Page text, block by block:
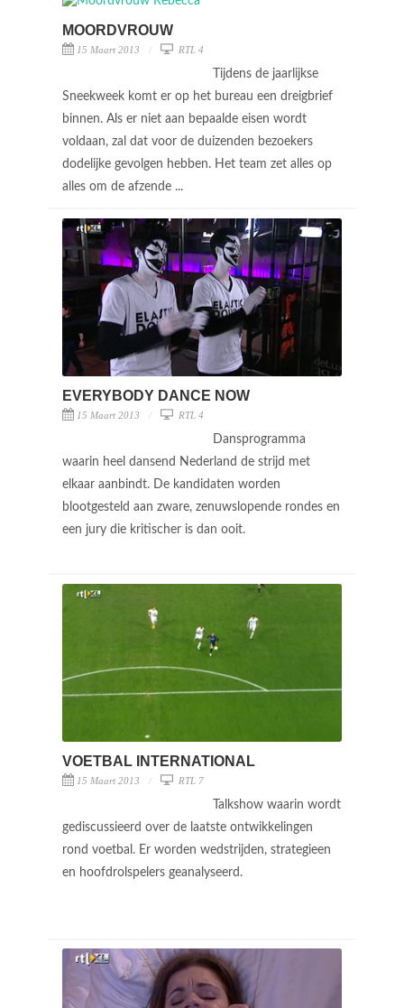
MOORDVROUW
15 Maart 2013 RTL 4
Tijdens de jaarlijkse
Sneekweek komt er op het bureau een dreigbrief
binnen. Als er niet aan bepaalde eisen wordt
voldaan, zal dat voor de duizenden bezoekers
dodelijke gevolgen hebben. Het team zet alles op
alles om de afzende ...
EVERYBODY DANCE NOW
15 Maart 2013 RTL 4
Dansprogramma
waarin heel dansend Nederland de strijd met
elkaar aanbindt. De kandidaten worden
blootgesteld aan zware, zenuwslopende rondes en
een jury die kritischer is dan ooit.
VOETBAL INTERNATIONAL
15 Maart 2013 RTL 7
Talkshow waarin wordt
gediscussieerd over de laatste ontwikkelingen
rond voetbal. Er worden wedstrijden, strategieen
en hoofdrolspelers geanalyseerd.